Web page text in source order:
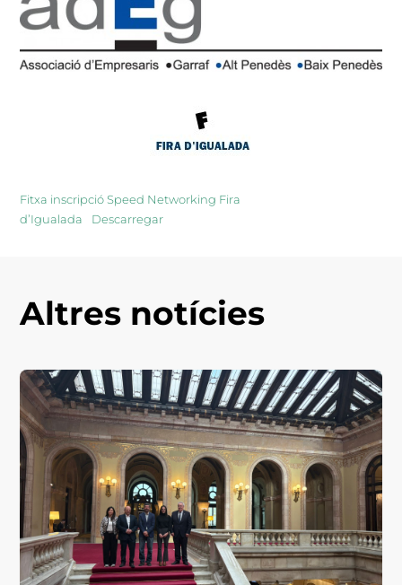
Fitxa inscripció Speed Networking Fira
d’Igualada
Descarregar
Altres notícies